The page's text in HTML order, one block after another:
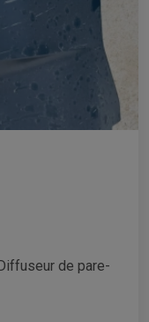
de pare-